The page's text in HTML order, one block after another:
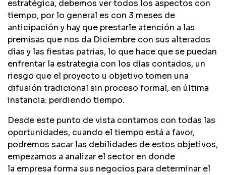
estratégica, debemos ver todos los aspectos con
tiempo, por lo general es con 3 meses de
anticipación y hay que prestarle atención a las
premisas que nos da Diciembre con sus alterados
días y las fiestas patrias, lo que hace que se puedan
enfrentar la estrategia con los días contados, un
riesgo que el proyecto u objetivo tomen una
difusión tradicional sin proceso formal, en última
instancia: perdiendo tiempo.
Desde este punto de vista contamos con todas las
oportunidades, cuando el tiempo está a favor,
podremos sacar las debilidades de estos objetivos,
empezamos a analizar el sector en donde
la empresa forma sus negocios para determinar el